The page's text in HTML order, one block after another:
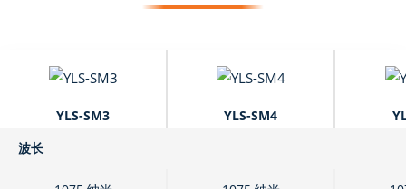
YLS-SM3 YLS-SM4
波长